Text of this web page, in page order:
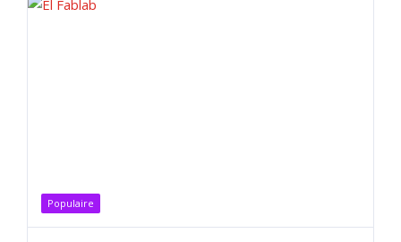
Populaire